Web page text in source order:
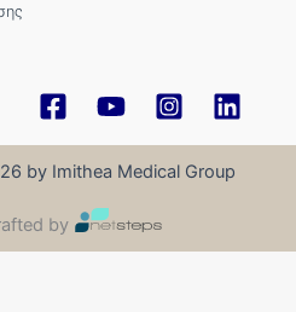
by Imithea Medical Group
by